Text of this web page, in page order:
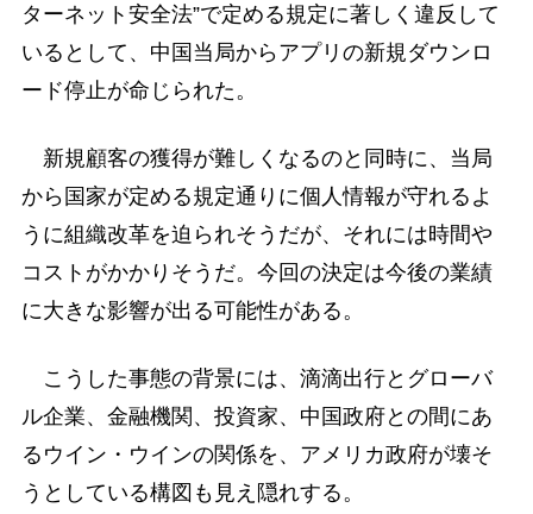
ターネット安全法”で定める規定に著しく違反して
いるとして、中国当局からアプリの新規ダウンロ
ード停止が命じられた。
新規顧客の獲得が難しくなるのと同時に、当局
から国家が定める規定通りに個人情報が守れるよ
うに組織改革を迫られそうだが、それには時間や
コストがかかりそうだ。今回の決定は今後の業績
に大きな影響が出る可能性がある。
こうした事態の背景には、滴滴出行とグローバ
ル企業、金融機関、投資家、中国政府との間にあ
るウイン・ウインの関係を、アメリカ政府が壊そ
うとしている構図も見え隠れする。